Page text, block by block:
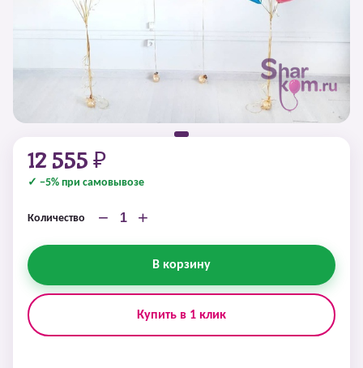
12 555 ₽
✓ −5% при самовывозе
Количество − +
В корзину
Купить в 1 клик